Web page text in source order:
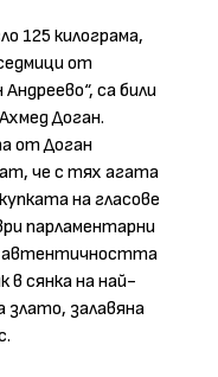
125 килограма,
от
са били
Доган.
от Доган
че с тях агата
на гласове
парламентарни
автентичността
в сянка на най-
злато, залавяна